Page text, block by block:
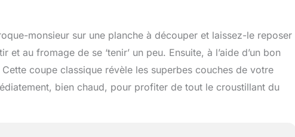
monsieur sur une planche à découper et laissez-le reposer
au fromage de se ‘tenir’ un peu. Ensuite, à l’aide d’un bon
coupe classique révèle les superbes couches de votre
bien chaud, pour profiter de tout le croustillant du